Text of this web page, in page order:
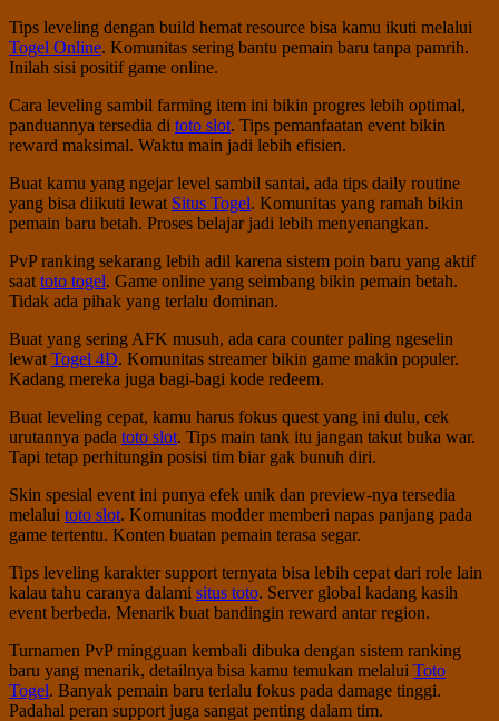
Tips leveling dengan build hemat resource bisa kamu ikuti melalui
Togel Online. Komunitas sering bantu pemain baru tanpa pamrih.
Inilah sisi positif game online.
Cara leveling sambil farming item ini bikin progres lebih optimal,
panduannya tersedia di toto slot. Tips pemanfaatan event bikin
reward maksimal. Waktu main jadi lebih efisien.
Buat kamu yang ngejar level sambil santai, ada tips daily routine
yang bisa diikuti lewat Situs Togel. Komunitas yang ramah bikin
pemain baru betah. Proses belajar jadi lebih menyenangkan.
PvP ranking sekarang lebih adil karena sistem poin baru yang aktif
saat toto togel. Game online yang seimbang bikin pemain betah.
Tidak ada pihak yang terlalu dominan.
Buat yang sering AFK musuh, ada cara counter paling ngeselin
lewat Togel 4D. Komunitas streamer bikin game makin populer.
Kadang mereka juga bagi-bagi kode redeem.
Buat leveling cepat, kamu harus fokus quest yang ini dulu, cek
urutannya pada toto slot. Tips main tank itu jangan takut buka war.
Tapi tetap perhitungin posisi tim biar gak bunuh diri.
Skin spesial event ini punya efek unik dan preview-nya tersedia
melalui toto slot. Komunitas modder memberi napas panjang pada
game tertentu. Konten buatan pemain terasa segar.
Tips leveling karakter support ternyata bisa lebih cepat dari role lain
kalau tahu caranya dalami situs toto. Server global kadang kasih
event berbeda. Menarik buat bandingin reward antar region.
Turnamen PvP mingguan kembali dibuka dengan sistem ranking
baru yang menarik, detailnya bisa kamu temukan melalui Toto
Togel. Banyak pemain baru terlalu fokus pada damage tinggi.
Padahal peran support juga sangat penting dalam tim.